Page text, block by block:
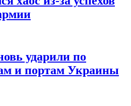
ударили по
и портам Украины